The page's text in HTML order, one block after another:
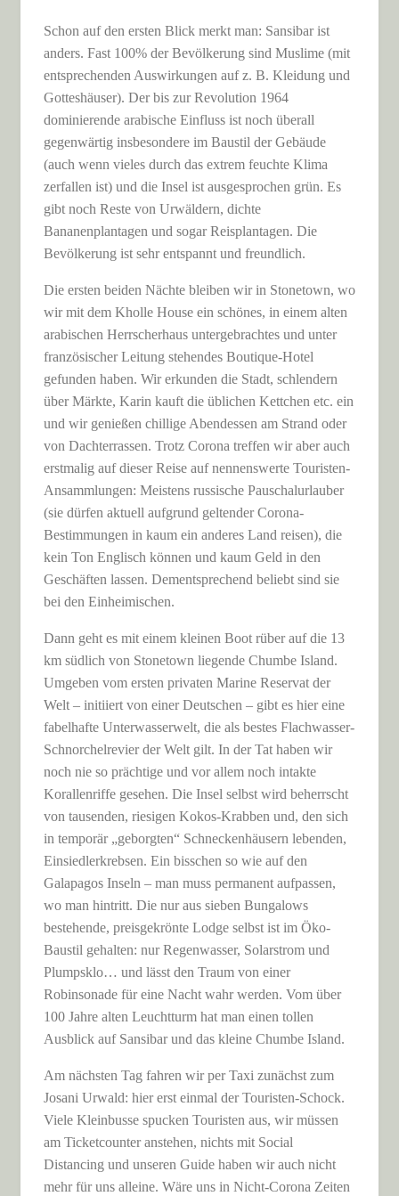
Schon auf den ersten Blick merkt man: Sansibar ist
anders. Fast 100% der Bevölkerung sind Muslime (mit
entsprechenden Auswirkungen auf z. B. Kleidung und
Gotteshäuser). Der bis zur Revolution 1964
dominierende arabische Einfluss ist noch überall
gegenwärtig insbesondere im Baustil der Gebäude
(auch wenn vieles durch das extrem feuchte Klima
zerfallen ist) und die Insel ist ausgesprochen grün. Es
gibt noch Reste von Urwäldern, dichte
Bananenplantagen und sogar Reisplantagen. Die
Bevölkerung ist sehr entspannt und freundlich.
Die ersten beiden Nächte bleiben wir in Stonetown, wo
wir mit dem Kholle House ein schönes, in einem alten
arabischen Herrscherhaus untergebrachtes und unter
französischer Leitung stehendes Boutique-Hotel
gefunden haben. Wir erkunden die Stadt, schlendern
über Märkte, Karin kauft die üblichen Kettchen etc. ein
und wir genießen chillige Abendessen am Strand oder
von Dachterrassen. Trotz Corona treffen wir aber auch
erstmalig auf dieser Reise auf nennenswerte Touristen-
Ansammlungen: Meistens russische Pauschalurlauber
(sie dürfen aktuell aufgrund geltender Corona-
Bestimmungen in kaum ein anderes Land reisen), die
kein Ton Englisch können und kaum Geld in den
Geschäften lassen. Dementsprechend beliebt sind sie
bei den Einheimischen.
Dann geht es mit einem kleinen Boot rüber auf die 13
km südlich von Stonetown liegende Chumbe Island.
Umgeben vom ersten privaten Marine Reservat der
Welt – initiiert von einer Deutschen – gibt es hier eine
fabelhafte Unterwasserwelt, die als bestes Flachwasser-
Schnorchelrevier der Welt gilt. In der Tat haben wir
noch nie so prächtige und vor allem noch intakte
Korallenriffe gesehen. Die Insel selbst wird beherrscht
von tausenden, riesigen Kokos-Krabben und, den sich
in temporär „geborgten“ Schneckenhäusern lebenden,
Einsiedlerkrebsen. Ein bisschen so wie auf den
Galapagos Inseln – man muss permanent aufpassen,
wo man hintritt. Die nur aus sieben Bungalows
bestehende, preisgekrönte Lodge selbst ist im Öko-
Baustil gehalten: nur Regenwasser, Solarstrom und
Plumpsklo… und lässt den Traum von einer
Robinsonade für eine Nacht wahr werden. Vom über
100 Jahre alten Leuchtturm hat man einen tollen
Ausblick auf Sansibar und das kleine Chumbe Island.
Am nächsten Tag fahren wir per Taxi zunächst zum
Josani Urwald: hier erst einmal der Touristen-Schock.
Viele Kleinbusse spucken Touristen aus, wir müssen
am Ticketcounter anstehen, nichts mit Social
Distancing und unseren Guide haben wir auch nicht
mehr für uns alleine. Wäre uns in Nicht-Corona Zeiten